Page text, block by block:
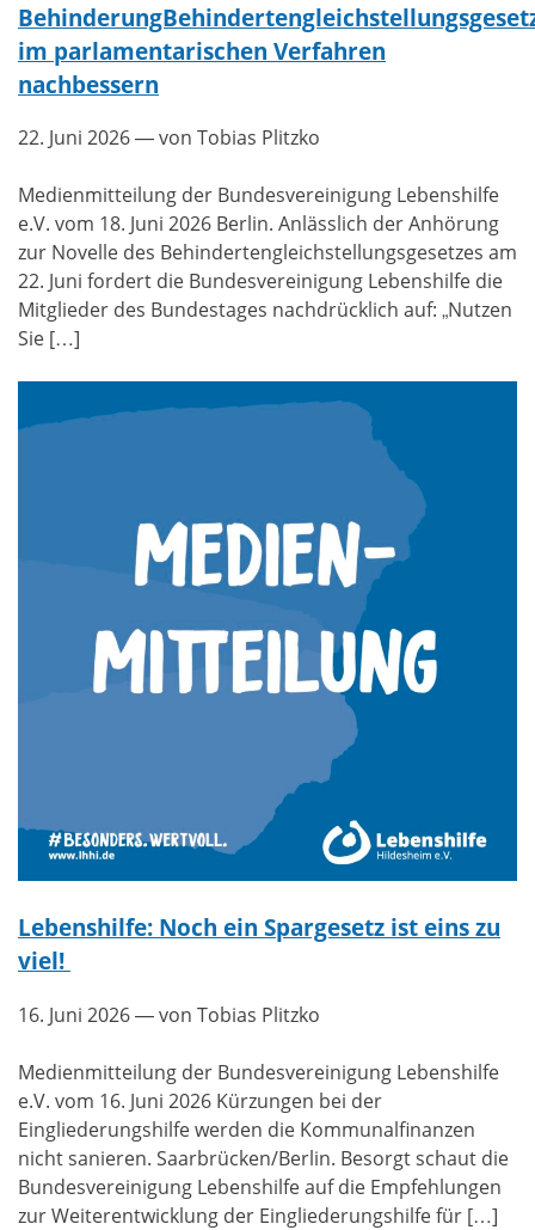
im parlamentarischen Verfahren
nachbessern
22. Juni 2026— von Tobias Plitzko
Medienmitteilung der Bundesvereinigung Lebenshilfe
e.V. vom 18. Juni 2026 Berlin. Anlässlich der Anhörung
zur Novelle des Behindertengleichstellungsgesetzes am
22. Juni fordert die Bundesvereinigung Lebenshilfe die
Mitglieder des Bundestages nachdrücklich auf: „Nutzen
Sie […]
Lebenshilfe: Noch ein Spargesetz ist eins zu
viel!
16. Juni 2026— von Tobias Plitzko
Medienmitteilung der Bundesvereinigung Lebenshilfe
e.V. vom 16. Juni 2026 Kürzungen bei der
Eingliederungshilfe werden die Kommunalfinanzen
nicht sanieren. Saarbrücken/Berlin. Besorgt schaut die
Bundesvereinigung Lebenshilfe auf die Empfehlungen
zur Weiterentwicklung der Eingliederungshilfe für […]